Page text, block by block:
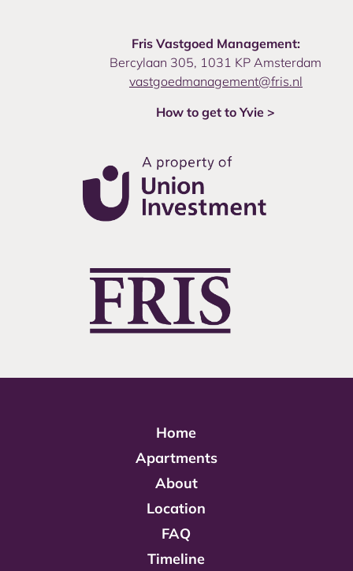
Fris Vastgoed Management:
Bercylaan 305, 1031 KP Amsterdam
vastgoedmanagement@fris.nl
How to get to Yvie >
Home
Apartments
About
Location
FAQ
Timeline